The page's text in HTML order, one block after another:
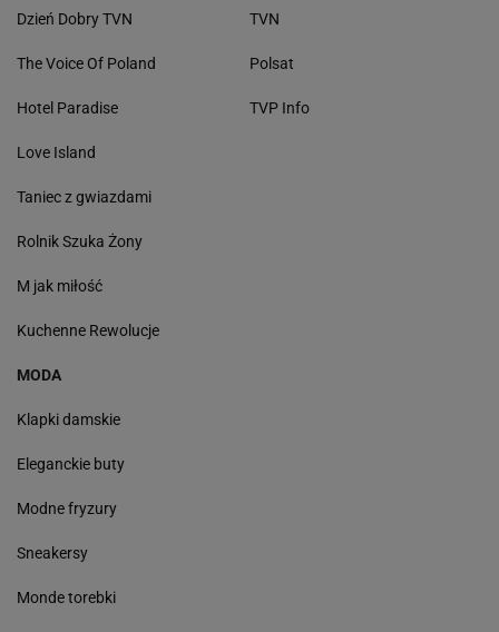
Dzień Dobry TVN
The Voice Of Poland
Hotel Paradise
Love Island
Taniec z gwiazdami
Rolnik Szuka Żony
M jak miłość
Kuchenne Rewolucje
TVN
Polsat
TVP Info
MODA
Klapki damskie
Eleganckie buty
Modne fryzury
Sneakersy
Monde torebki